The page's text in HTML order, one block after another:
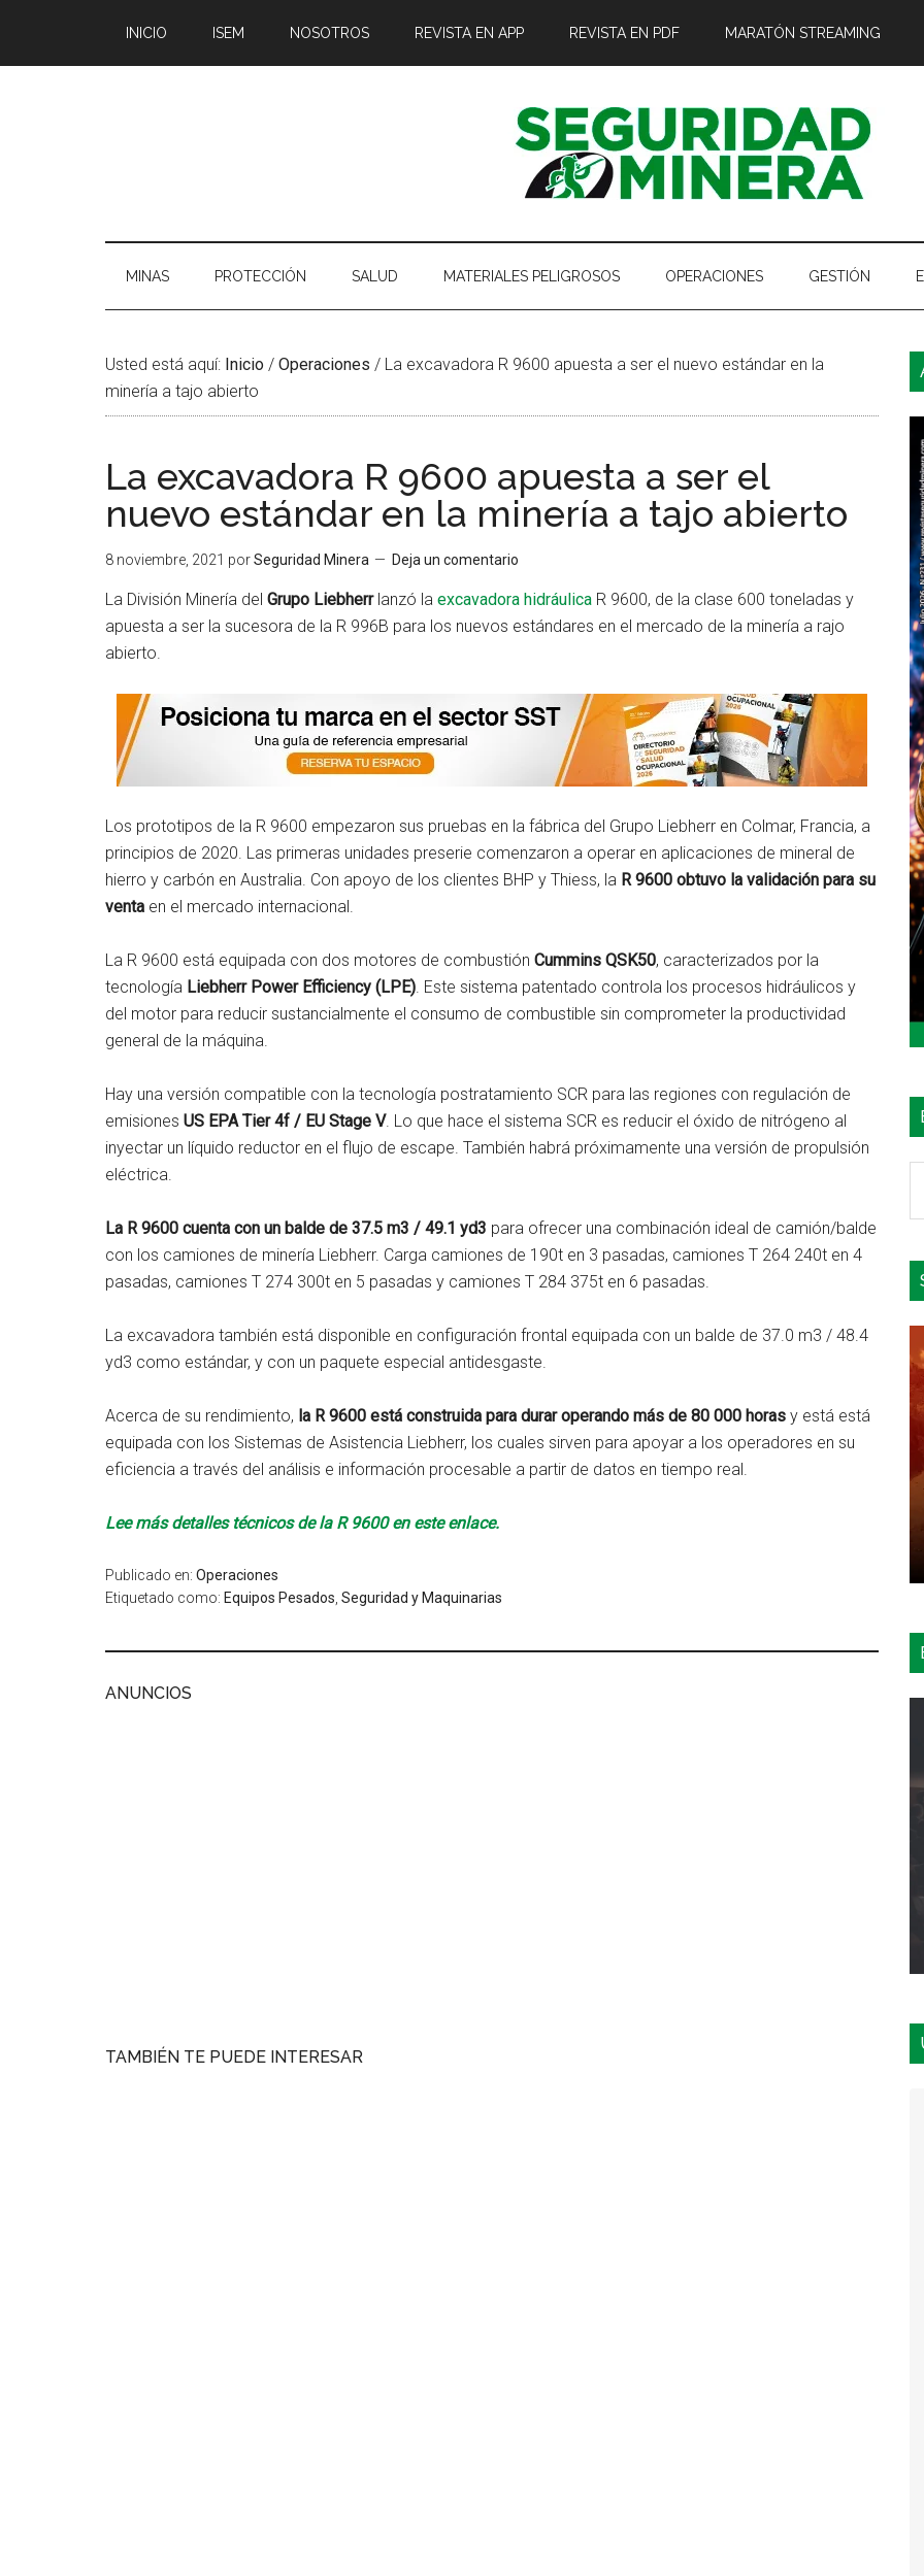
contenido
secondary
la
pie
INICIO ISEM NOSOTROS REVISTA EN APP REVISTA EN PDF MARATÓN STREAMING
MINAS PROTECCIÓN SALUD MATERIALES PELIGROSOS OPERACIONES GESTIÓN
Usted está aquí: Inicio / Operaciones / La excavadora R 9600 apuesta a ser el nuevo estándar en la
minería a tajo abierto
La excavadora R 9600 apuesta a ser el
nuevo estándar en la minería a tajo abierto
8 noviembre, 2021 porSeguridad Minera Deja un comentario
La División Minería del Grupo Liebherrlanzó la excavadora hidráulica R 9600, de la clase 600 toneladas y
apuesta a ser la sucesora de la R 996B para los nuevos estándares en el mercado de la minería a rajo
abierto.
Los prototipos de la R 9600 empezaron sus pruebas en la fábrica del Grupo Liebherr en Colmar, Francia, a
principios de 2020. Las primeras unidades preserie comenzaron a operar en aplicaciones de mineral de
hierro y carbón en Australia. Con apoyo de los clientes BHP y Thiess, la R 9600 obtuvo la validación para su
venta en el mercado internacional.
La R 9600 está equipada con dos motores de combustión Cummins QSK50, caracterizados por la
tecnología Liebherr Power Efficiency (LPE). Este sistema patentado controla los procesos hidráulicos y
del motor para reducir sustancialmente el consumo de combustible sin comprometer la productividad
general de la máquina.
Hay una versión compatible con la tecnología postratamiento SCR para las regiones con regulación de
emisiones US EPA Tier 4f / EU Stage V. Lo que hace el sistema SCR es reducir el óxido de nitrógeno al
inyectar un líquido reductor en el flujo de escape. También habrá próximamente una versión de propulsión
eléctrica.
La R 9600 cuenta con un balde de 37.5 m3 / 49.1 yd3 para ofrecer una combinación ideal de camión/balde
con los camiones de minería Liebherr. Carga camiones de 190t en 3 pasadas, camiones T 264 240t en 4
pasadas, camiones T 274 300t en 5 pasadas y camiones T 284 375t en 6 pasadas.
La excavadora también está disponible en configuración frontal equipada con un balde de 37.0 m3 / 48.4
yd3 como estándar, y con un paquete especial antidesgaste.
Acerca de su rendimiento, la R 9600 está construida para durar operando más de 80 000 horas y está está
equipada con los Sistemas de Asistencia Liebherr, los cuales sirven para apoyar a los operadores en su
eficiencia a través del análisis e información procesable a partir de datos en tiempo real.
Lee más detalles técnicos de la R 9600 en este enlace.
Publicado en: Operaciones
Etiquetado como: Equipos Pesados Seguridad y Maquinarias
ANUNCIOS
TAMBIÉN TE PUEDE INTERESAR